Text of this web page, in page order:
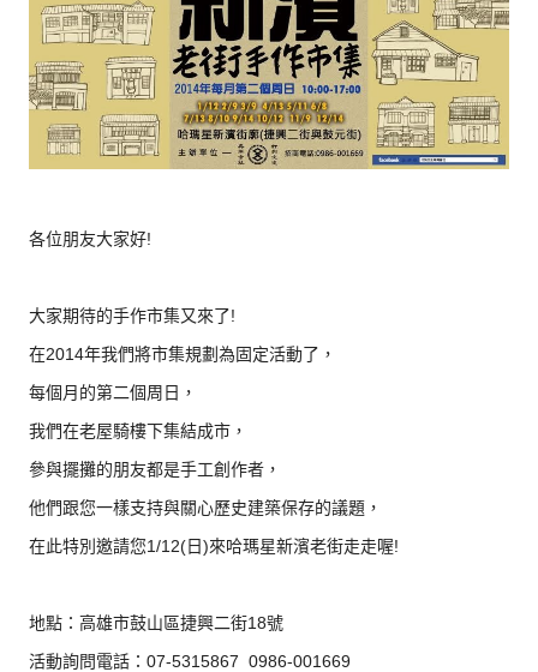
各位朋友大家好!
大家期待的手作市集又來了!
在2014年我們將市集規劃為固定活動了，
每個月的第二個周日，
我們在老屋騎樓下集結成市，
參與擺攤的朋友都是手工創作者，
他們跟您一樣支持與關心歷史建築保存的議題，
在此特別邀請您1/12(日)來哈瑪星新濱老街走走喔!
地點：高雄市鼓山區捷興二街18號
活動詢問電話：07-5315867 0986-001669